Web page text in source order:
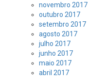
novembro 2017
outubro 2017
setembro 2017
agosto 2017
julho 2017
junho 2017
maio 2017
abril 2017